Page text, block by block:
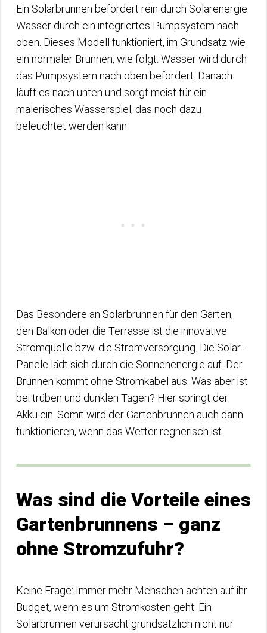
Ein Solarbrunnen befördert rein durch Solarenergie
Wasser durch ein integriertes Pumpsystem nach
oben. Dieses Modell funktioniert, im Grundsatz wie
ein normaler Brunnen, wie folgt: Wasser wird durch
das Pumpsystem nach oben befördert. Danach
läuft es nach unten und sorgt meist für ein
malerisches Wasserspiel, das noch dazu
beleuchtet werden kann.
Das Besondere an Solarbrunnen für den Garten,
den Balkon oder die Terrasse ist die innovative
Stromquelle bzw. die Stromversorgung. Die Solar-
Panele lädt sich durch die Sonnenenergie auf. Der
Brunnen kommt ohne Stromkabel aus. Was aber ist
bei trüben und dunklen Tagen? Hier springt der
Akku ein. Somit wird der Gartenbrunnen auch dann
funktionieren, wenn das Wetter regnerisch ist.
Was sind die Vorteile eines
Gartenbrunnens – ganz
ohne Stromzufuhr?
Keine Frage: Immer mehr Menschen achten auf ihr
Budget, wenn es um Stromkosten geht. Ein
Solarbrunnen verursacht grundsätzlich nicht nur